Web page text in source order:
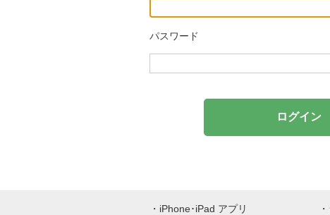
パスワード
iPhone･iPad アプリ